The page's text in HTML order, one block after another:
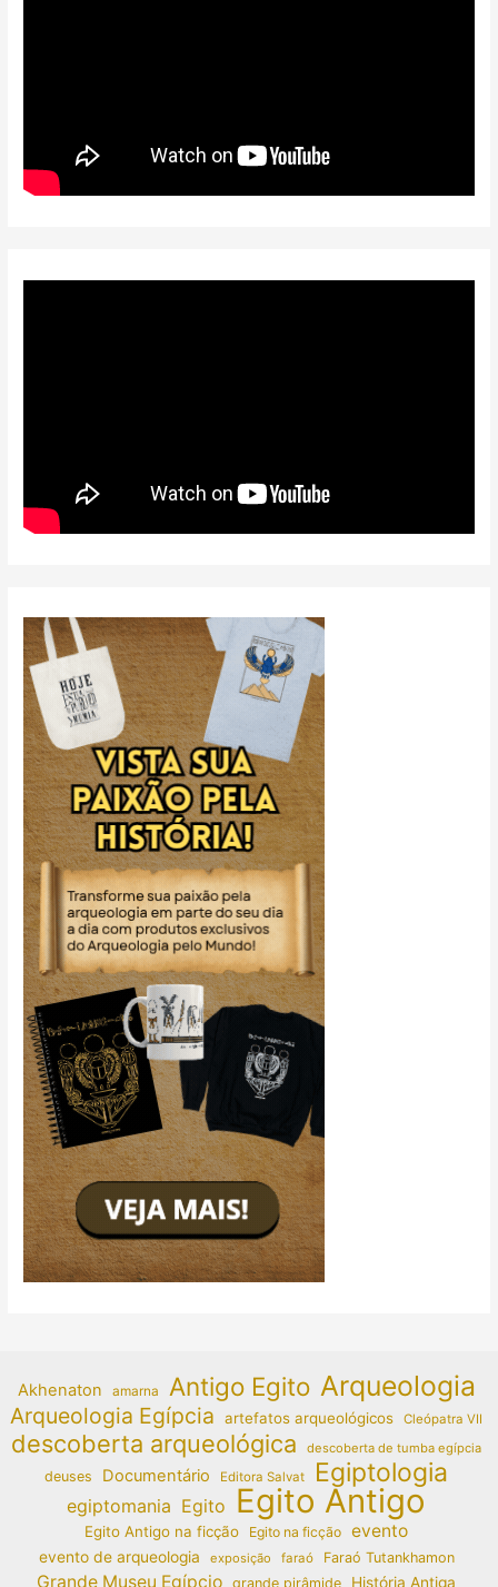
Akhenaton amarna Antigo Egito Arqueologia
Arqueologia Egípcia artefatos arqueológicos Cleópatra VII
descoberta arqueológica descoberta de tumba egípcia
deuses Documentário Editora Salvat Egiptologia
egiptomania Egito Egito Antigo
Egito Antigo na ficção Egito na ficção evento
evento de arqueologia exposição faraó Faraó Tutankhamon
Grande Museu Egípcio grande pirâmide
História Antiga